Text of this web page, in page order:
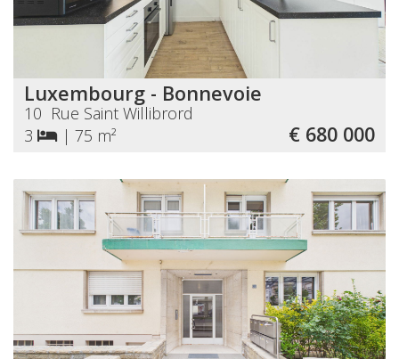
Luxembourg - Bonnevoie
10 Rue Saint Willibrord
3
| 75 m² € 680 000